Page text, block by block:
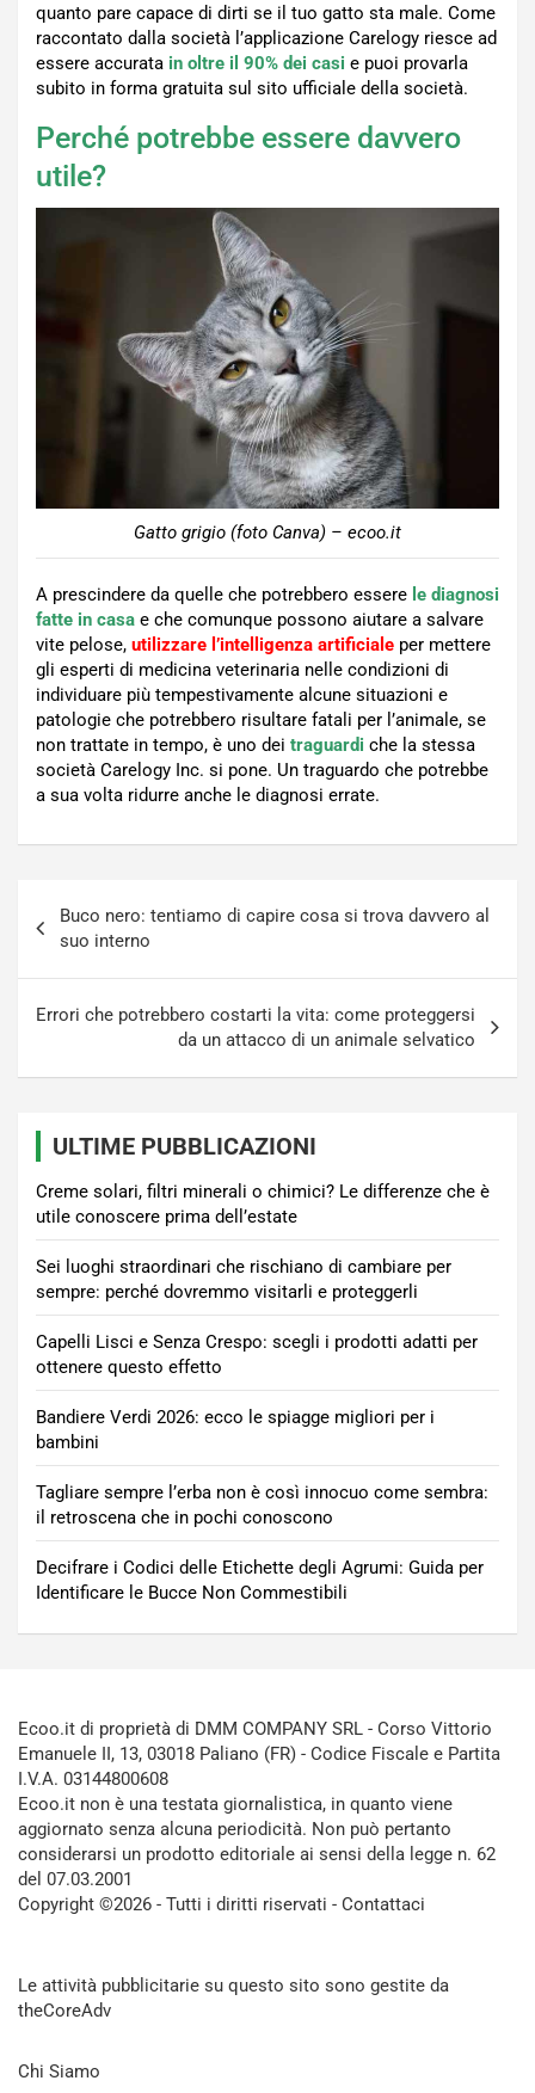
quanto pare capace di dirti se il tuo gatto sta male. Come
raccontato dalla società l’applicazione Carelogy riesce ad
essere accurata in oltre il 90% dei casi e puoi provarla
subito in forma gratuita sul sito ufficiale della società.
Perché potrebbe essere davvero
utile?
Gatto grigio (foto Canva) – ecoo.it
A prescindere da quelle che potrebbero essere le diagnosi
fatte in casa e che comunque possono aiutare a salvare
vite pelose, utilizzare l’intelligenza artificiale per mettere
gli esperti di medicina veterinaria nelle condizioni di
individuare più tempestivamente alcune situazioni e
patologie che potrebbero risultare fatali per l’animale, se
non trattate in tempo, è uno dei traguardi che la stessa
società Carelogy Inc. si pone. Un traguardo che potrebbe
a sua volta ridurre anche le diagnosi errate.
articoli
Buco nero: tentiamo di capire cosa si trova davvero al
suo interno
Errori che potrebbero costarti la vita: come proteggersi
da un attacco di un animale selvatico
ULTIME PUBBLICAZIONI
Creme solari, filtri minerali o chimici? Le differenze che è
utile conoscere prima dell’estate
Sei luoghi straordinari che rischiano di cambiare per
sempre: perché dovremmo visitarli e proteggerli
Capelli Lisci e Senza Crespo: scegli i prodotti adatti per
ottenere questo effetto
Bandiere Verdi 2026: ecco le spiagge migliori per i
bambini
Tagliare sempre l’erba non è così innocuo come sembra:
il retroscena che in pochi conoscono
Decifrare i Codici delle Etichette degli Agrumi: Guida per
Identificare le Bucce Non Commestibili
Ecoo.it di proprietà di DMM COMPANY SRL - Corso Vittorio
Emanuele II, 13, 03018 Paliano (FR) - Codice Fiscale e Partita
I.V.A. 03144800608
Ecoo.it non è una testata giornalistica, in quanto viene
aggiornato senza alcuna periodicità. Non può pertanto
considerarsi un prodotto editoriale ai sensi della legge n. 62
del 07.03.2001
Copyright ©2026 - Tutti i diritti riservati - Contattaci
Le attività pubblicitarie su questo sito sono gestite da
theCoreAdv
Chi Siamo